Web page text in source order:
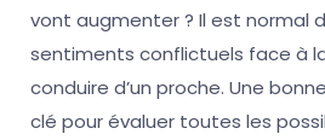
vont augmenter ? Il est normal
sentiments conflictuels face à
conduire d’un proche. Une
clé pour évaluer toutes les